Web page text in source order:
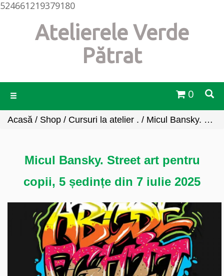
524661219379180
Atelierele Verde
Pătrat
Toggle
0
Acasă / Shop / Cursuri la atelier . / Micul Bansky. Street art pentru copii, 5 ședințe din 7 iulie 2025
Micul Bansky. Street art pentru
copii, 5 ședințe din 7 iulie 2025